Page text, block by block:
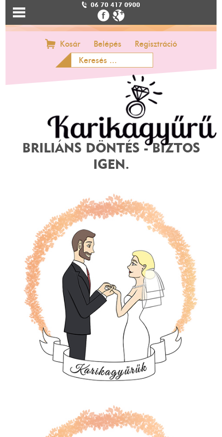
06 70 417 0900
Kosár Belépés Regisztráció
BRILIÁNS DÖNTÉS - BIZTOS
IGEN.